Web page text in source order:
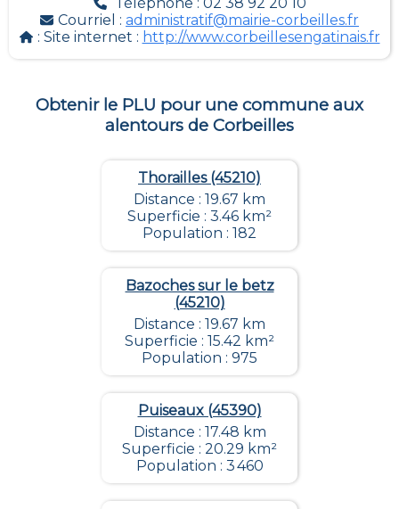
Courriel : administratif@mairie-corbeilles.fr
: Site internet : http://www.corbeillesengatinais.fr
Obtenir le PLU pour une commune aux
alentours de Corbeilles
Thorailles (45210)
Distance : 19.67 km
Superficie : 3.46 km²
Population : 182
Bazoches sur le betz
(45210)
Distance : 19.67 km
Superficie : 15.42 km²
Population : 975
Puiseaux (45390)
Distance : 17.48 km
Superficie : 20.29 km²
Population : 3 460